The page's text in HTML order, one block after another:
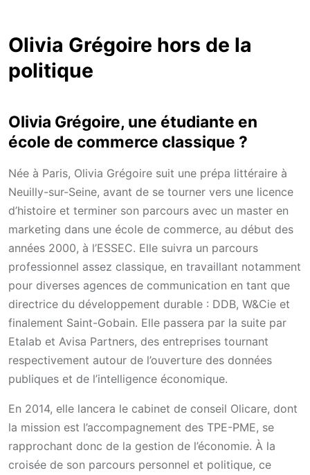
Olivia Grégoire hors de la
politique
Olivia Grégoire, une étudiante en
école de commerce classique ?
Née à Paris, Olivia Grégoire suit une prépa littéraire à
Neuilly-sur-Seine, avant de se tourner vers une licence
d’histoire et terminer son parcours avec un master en
marketing dans une école de commerce, au début des
années 2000, à l’ESSEC. Elle suivra un parcours
professionnel assez classique, en travaillant notamment
pour diverses agences de communication en tant que
directrice du développement durable : DDB, W&Cie et
finalement Saint-Gobain. Elle passera par la suite par
Etalab et Avisa Partners, des entreprises tournant
respectivement autour de l’ouverture des données
publiques et de l’intelligence économique.
En 2014, elle lancera le cabinet de conseil Olicare, dont
la mission est l’accompagnement des TPE-PME, se
rapprochant donc de la gestion de l’économie. À la
croisée de son parcours personnel et politique, ce